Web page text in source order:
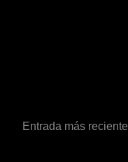
Entrada más reciente